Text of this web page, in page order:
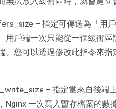
– 指定可傳送為「用
用戶端一次只能從一個緩衝
。您可以透過修改此指令來
– 指定當來自後端
Nginx 一次寫入暫存檔案的數